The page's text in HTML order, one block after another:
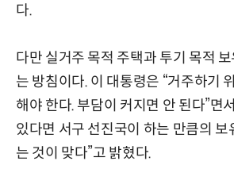
다.
다만 실거주 목적 주택과 투기 목적
는 방침이다. 이 대통령은 “거주하기
해야 한다. 부담이 커지면 안 된다”면
있다면 서구 선진국이 하는 만큼의 보
는 것이 맞다”고 밝혔다.